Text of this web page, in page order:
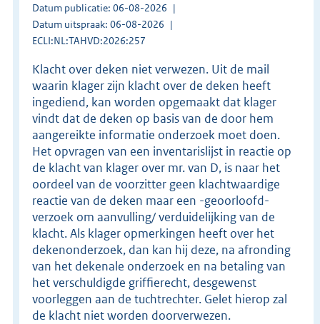
Datum publicatie: 06-08-2026
Datum uitspraak: 06-08-2026
ECLI:NL:TAHVD:2026:257
Klacht over deken niet verwezen. Uit de mail
waarin klager zijn klacht over de deken heeft
ingediend, kan worden opgemaakt dat klager
vindt dat de deken op basis van de door hem
aangereikte informatie onderzoek moet doen.
Het opvragen van een inventarislijst in reactie op
de klacht van klager over mr. van D, is naar het
oordeel van de voorzitter geen klachtwaardige
reactie van de deken maar een -geoorloofd-
verzoek om aanvulling/ verduidelijking van de
klacht. Als klager opmerkingen heeft over het
dekenonderzoek, dan kan hij deze, na afronding
van het dekenale onderzoek en na betaling van
het verschuldigde griffierecht, desgewenst
voorleggen aan de tuchtrechter. Gelet hierop zal
de klacht niet worden doorverwezen.